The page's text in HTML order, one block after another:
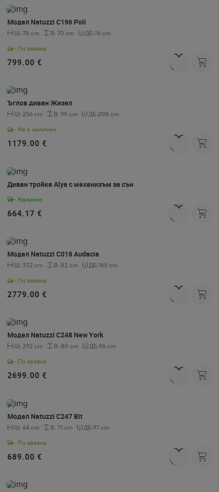
Модел Natuzzi C196 Poli
Ш: 78 cm В: 70 cm ДБ:76 cm
- По заявка
799.00 €
Ъглов диван Жизел
Ш: 256 cm В: 99 cm ДБ:208 cm
- Не е наличен
1179.00 €
Диван тройка Alya с механизъм за сън
- Налично
664.17 €
Модел Natuzzi C018 Audacia
Ш: 332 cm В: 82 cm ДБ:165 cm
- По заявка
2779.00 €
Модел Natuzzi C248 New York
Ш: 292 cm В: 80 cm ДБ:96 cm
- По заявка
2699.00 €
Модел Natuzzi C247 Bit
Ш: 64 cm В: 71 cm ДБ:97 cm
- По заявка
689.00 €